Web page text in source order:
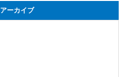
アーカイブ